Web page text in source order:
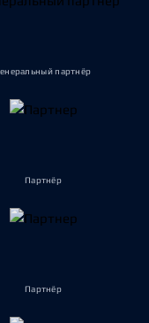
партнёр
Партнёр
Партнёр